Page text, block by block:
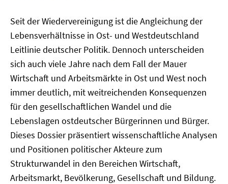
Seit der Wiedervereinigung ist die Angleichung der
Lebensverhältnisse in Ost- und Westdeutschland
Leitlinie deutscher Politik. Dennoch unterscheiden
sich auch viele Jahre nach dem Fall der Mauer
Wirtschaft und Arbeitsmärkte in Ost und West noch
immer deutlich, mit weitreichenden Konsequenzen
für den gesellschaftlichen Wandel und die
Lebenslagen ostdeutscher Bürgerinnen und Bürger.
Dieses Dossier präsentiert wissenschaftliche Analysen
und Positionen politischer Akteure zum
Strukturwandel in den Bereichen Wirtschaft,
Arbeitsmarkt, Bevölkerung, Gesellschaft und Bildung.